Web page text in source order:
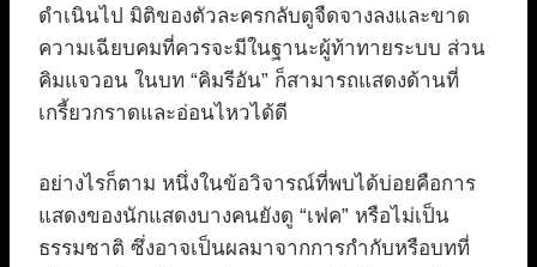
ดำเนินไป มิติของตัวละครกลับดูจืดจางลงและขาด
ความเฉียบคมที่ควรจะมีในฐานะผู้ท้าทายระบบ ส่วน
คิมแจวอน ในบท “คิมรีอัน” ก็สามารถแสดงด้านที่
เกรี้ยวกราดและอ่อนไหวได้ดี
อย่างไรก็ตาม หนึ่งในข้อวิจารณ์ที่พบได้บ่อยคือการ
แสดงของนักแสดงบางคนยังดู “เฟค” หรือไม่เป็น
ธรรมชาติ ซึ่งอาจเป็นผลมาจากการกำกับหรือบทที่